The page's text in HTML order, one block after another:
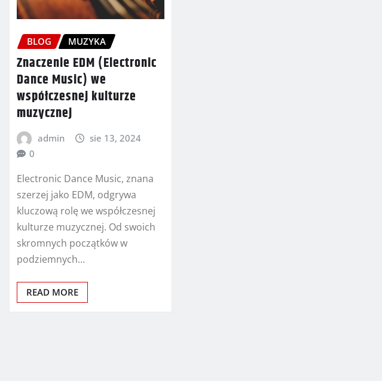
BLOG MUZYKA
Znaczenie EDM (Electronic
Dance Music) we
współczesnej kulturze
muzycznej
admin
sie 13, 2024
0
Electronic Dance Music, znana
szerzej jako EDM, odgrywa
kluczową rolę we współczesnej
kulturze muzycznej. Od swoich
skromnych początków w
podziemnych…
READ MORE